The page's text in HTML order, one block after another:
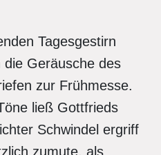
Tagesgestirn
Geräusche des
zur Frühmesse.
ließ Gottfrieds
Schwindel ergriff
zumute, als